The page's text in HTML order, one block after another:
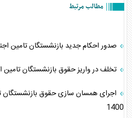
مطالب مرتبط
صدور احکام جدید بازنشستگان تامین
تخلف در واریز حقوق‌ بازنشستگان تامین
اجرای همسان سازی حقوق بازنشستگان
1400